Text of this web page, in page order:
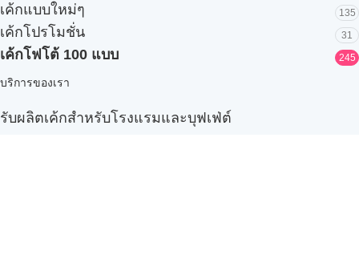
เค้กแบบใหม่ๆ 135
เค้กโปรโมชั่น 31
เค้กโฟโต้ 100 แบบ 245
บริการของเรา
รับผลิตเค้กสำหรับโรงแรมและบุฟเฟ่ต์